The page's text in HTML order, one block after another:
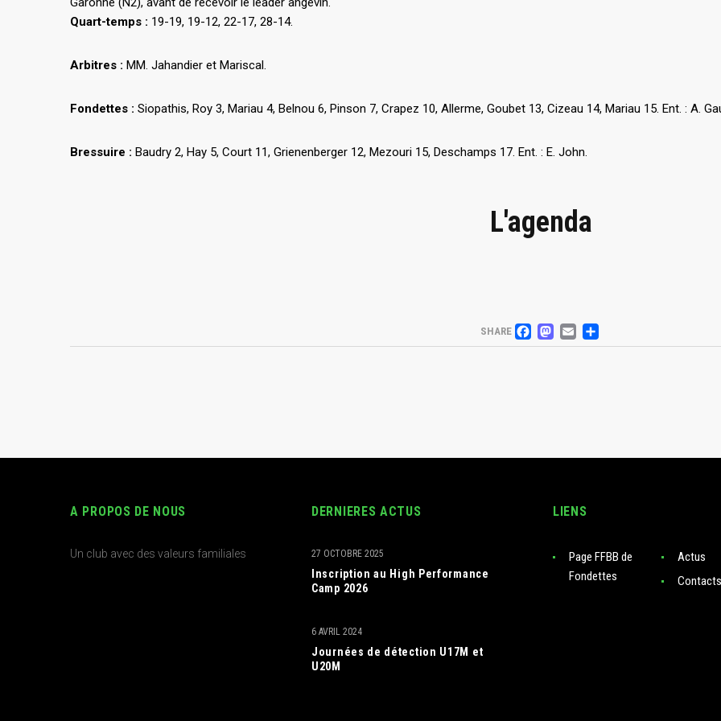
Quart-temps : 19-19, 19-12, 22-17, 28-14.
Arbitres : MM. Jahandier et Mariscal.
Fondettes : Siopathis, Roy 3, Mariau 4, Belnou 6, Pinson 7, Crapez 10, Allerme, Goubet 13, Cizeau 14, Mariau 15. Ent. : A.
Bressuire : Baudry 2, Hay 5, Court 11, Grienenberger 12, Mezouri 15, Deschamps 17. Ent. : E. John.
L'agenda
SHARE FACEBOOK
MASTODON
EMAIL
PARTAGER
A PROPOS DE NOUS
Un club avec des valeurs familiales
DERNIERES ACTUS
Inscription au High Performance
Camp 2026
27 OCTOBRE 2025
Journées de détection U17M et
U20M
6 AVRIL 2024
LIENS
Page FFBB de
Fondettes
Actus
Contacts